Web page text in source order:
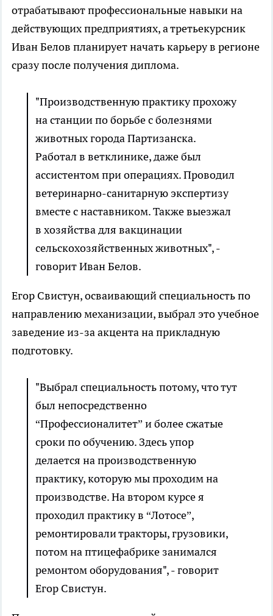
отрабатывают профессиональные навыки на
действующих предприятиях, а третьекурсник
Иван Белов планирует начать карьеру в регионе
сразу после получения диплома.
"Производственную практику прохожу
на станции по борьбе с болезнями
животных города Партизанска.
Работал в ветклинике, даже был
ассистентом при операциях. Проводил
ветеринарно-санитарную экспертизу
вместе с наставником. Также выезжал
в хозяйства для вакцинации
сельскохозяйственных животных", -
говорит Иван Белов.
Егор Свистун, осваивающий специальность по
направлению механизации, выбрал это учебное
заведение из-за акцента на прикладную
подготовку.
"Выбрал специальность потому, что тут
был непосредственно
“Профессионалитет” и более сжатые
сроки по обучению. Здесь упор
делается на производственную
практику, которую мы проходим на
производстве. На втором курсе я
проходил практику в “Лотосе”,
ремонтировали тракторы, грузовики,
потом на птицефабрике занимался
ремонтом оборудования", - говорит
Егор Свистун.